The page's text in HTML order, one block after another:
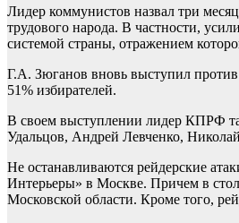
Лидер коммунистов назвал три
трудового народа. В частности,
системой страны, отражением
Г.А. Зюганов вновь выступил против
51% избирателей.
В своем выступлении лидер КПРФ
Удальцов, Андрей Левченко,
Не останавливаются рейдерские
Интерьеры» в Москве. Причем в
Московской области. Кроме того,